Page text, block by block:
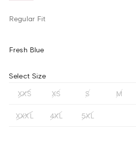
Regular Fit
Fresh Blue
Select Size
XXS XS S M
XXXL 4XL 5XL